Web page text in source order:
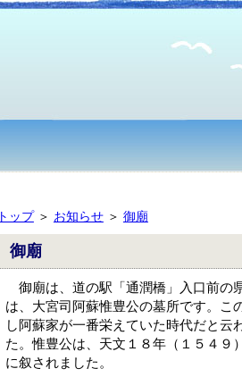
トップ＞ お知らせ＞ 御廟
御廟
御廟は、道の駅「通潤橋」入口前の
は、大宮司阿蘇惟豊公の墓所です。こ
し阿蘇家が一番栄えていた時代だと
た。惟豊公は、天文１８年（１５４９
に叙されました。